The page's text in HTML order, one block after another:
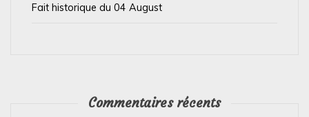
Fait historique du 04 August
Commentaires récents